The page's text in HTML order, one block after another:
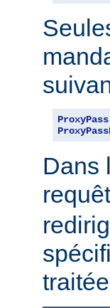
ProxyPass
Dans